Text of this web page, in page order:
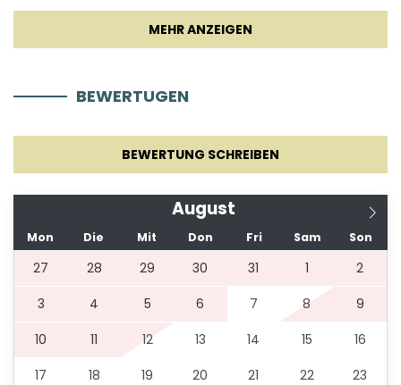
BEWERTUGEN
BEWERTUNG SCHREIBEN
August
Mon Die Mit Don Fri Sam Son
27 28 29 30 31 1
2
3
4 5 6 7 8
9
10
11 12 13 14 15
16
17
18 19 20 21 22
23